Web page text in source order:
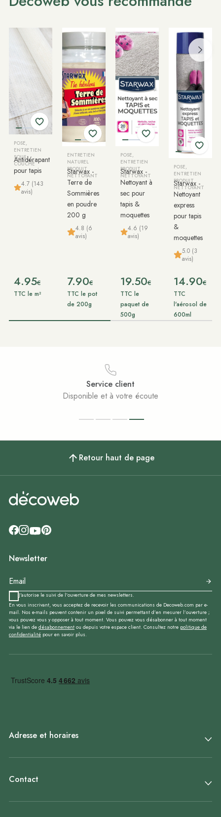
POSE,
ENTRETIEN
SOUS
COUCHE
Antidérapant
pour tapis
4.7 (143
avis)
4.95€
TTC le m²
ENTRETIEN
NATUREL
PRODUIT
NETTOYANT
Starwax -
Terre de
Sommières
en poudre
200 g
4.8 (6
avis)
7.90€
TTC le pot
de 200g
POSE,
ENTRETIEN
PRODUIT
NETTOYANT
Starwax -
Nettoyant à
sec pour
tapis &
moquettes
4.6 (19
avis)
19.50€
TTC le
paquet de
500g
POSE,
ENTRETIEN
PRODUIT
NETTOYANT
Starwax -
Nettoyant
express
pour tapis
&
moquettes
5.0 (3
avis)
14.90€
TTC
l'aérosol de
600ml
Service client
Disponible et à votre écoute
Retour haut de page
Newsletter
J'autorise le suivi de l'ouverture de mes newsletters.
En vous inscrivant, vous acceptez de recevoir les communications de Decoweb.com par e-
mail. Nos e-mails peuvent contenir un pixel de suivi permettant d’en mesurer l’ouverture ;
vous pouvez vous y opposer à tout moment. Vous pouvez vous désabonner à tout moment
via le lien de désabonnement ou depuis votre espace client. Consultez notre politique de
confidentialité pour en savoir plus.
Adresse et horaires
Contact